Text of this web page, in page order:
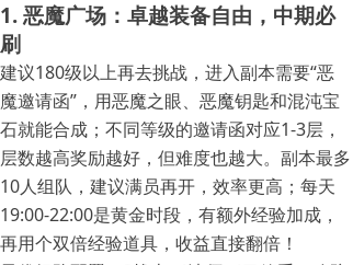
1. 恶魔广场：卓越装备自由，中期必
刷
建议180级以上再去挑战，进入副本需要“恶
魔邀请函”，用恶魔之眼、恶魔钥匙和混沌宝
石就能合成；不同等级的邀请函对应1-3层，
层数越高奖励越好，但难度也越大。副本最多
10人组队，建议满员再开，效率更高；每天
19:00-22:00是黄金时段，有额外经验加成，
再用个双倍经验道具，收益直接翻倍！